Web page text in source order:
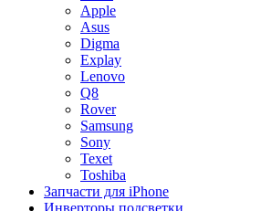
Apple
Asus
Digma
Explay
Lenovo
Q8
Rover
Samsung
Sony
Texet
Toshiba
Запчасти для iPhone
Инверторы подсветки